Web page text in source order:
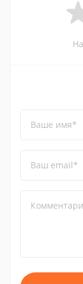
Ваше имя*
Ваш email*